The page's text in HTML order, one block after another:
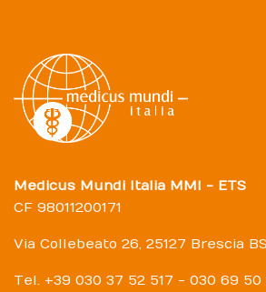
Medicus Mundi Italia MMI - ETS
CF 98011200171
Via Collebeato 26, 25127 Brescia BS
Tel. +39 030 37 52 517 - 030 69 50